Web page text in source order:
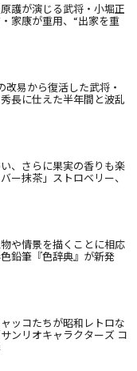
護が演じる武将・小堀正
家康が重用、“出家を重
改易から復活した武将・
長に仕えた半年間と波乱
、さらに果実の香りも楽
ー抹茶」ストロベリー、
や情景を描くことに相応
鉛筆『色辞典』が新発
ッコたちが昭和レトロな
ンリオキャラクターズ コ